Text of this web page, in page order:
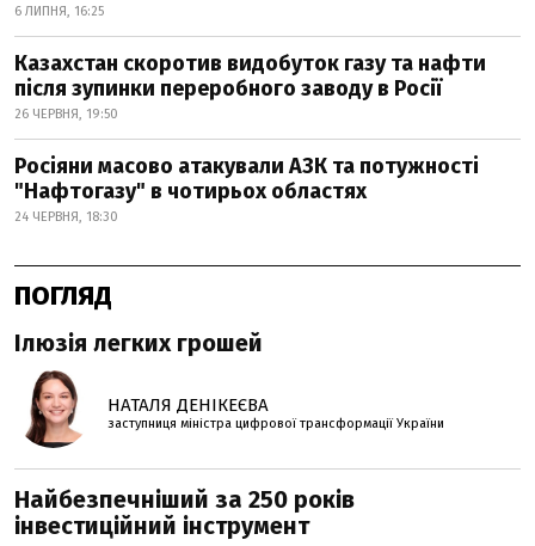
6 ЛИПНЯ, 16:25
Казахстан скоротив видобуток газу та нафти
після зупинки переробного заводу в Росії
26 ЧЕРВНЯ, 19:50
Росіяни масово атакували АЗК та потужності
"Нафтогазу" в чотирьох областях
24 ЧЕРВНЯ, 18:30
ПОГЛЯД
Ілюзія легких грошей
НАТАЛЯ ДЕНІКЕЄВА
заступниця міністра цифрової трансформації України
Найбезпечніший за 250 років
інвестиційний інструмент